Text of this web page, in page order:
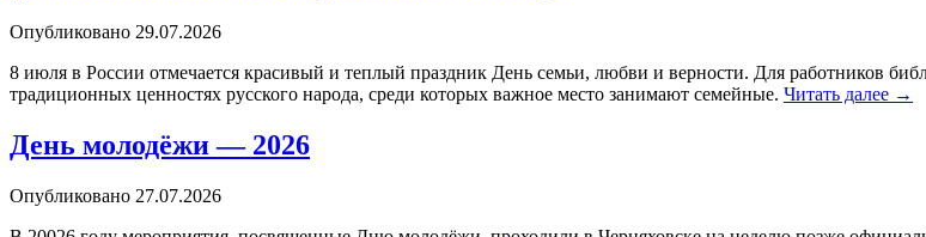
Опубликовано 29.07.2026
8 июля в России отмечается красивый и теплый праздник День семьи, любви и верности. Для работников
традиционных ценностях русского народа, среди которых важное место занимают семейные. Читать далее →
День молодёжи — 2026
Опубликовано 27.07.2026